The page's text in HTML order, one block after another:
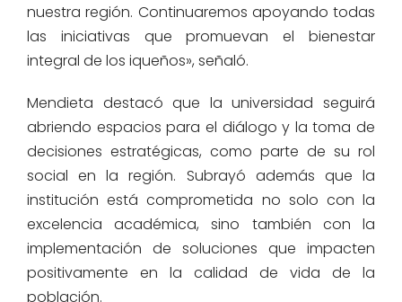
nuestra región. Continuaremos apoyando todas
las iniciativas que promuevan el bienestar
integral de los iqueños», señaló.
Mendieta destacó que la universidad seguirá
abriendo espacios para el diálogo y la toma de
decisiones estratégicas, como parte de su rol
social en la región. Subrayó además que la
institución está comprometida no solo con la
excelencia académica, sino también con la
implementación de soluciones que impacten
positivamente en la calidad de vida de la
población.